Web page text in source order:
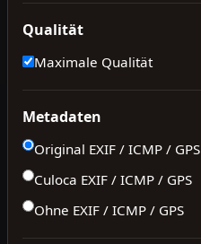
Qualität
Maximale Qualität
Metadaten
Original EXIF / ICMP / GPS
Culoca EXIF / ICMP / GPS
Ohne EXIF / ICMP / GPS